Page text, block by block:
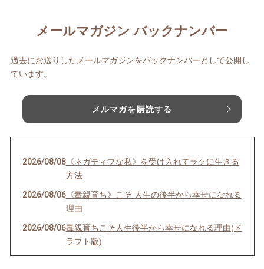
メールマガジン バックナンバー
過去にお送りしたメールマガジンをバックナンバーとして公開し
ています。
メルマガを購読する
2026/08/08《ネガティブな私》を受け入れてラクに生きる
方法
2026/08/06《毒親育ち》こそ 人生の後半から幸せになれる
理由
2026/08/06毒親育ちこそ人生後半から幸せになれる理由(ド
ラフト版)